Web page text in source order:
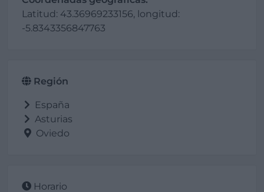
Latitud: 43.36969233156, longitud:
-5.8343356847763
Región
España
Asturias
Oviedo
Horario